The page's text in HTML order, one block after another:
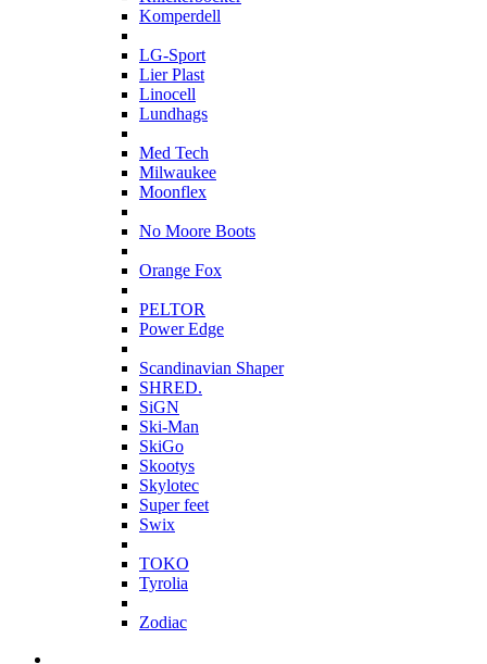
Komperdell
LG-Sport
Lier Plast
Linocell
Lundhags
Med Tech
Milwaukee
Moonflex
No Moore Boots
Orange Fox
PELTOR
Power Edge
Scandinavian Shaper
SHRED.
SiGN
Ski-Man
SkiGo
Skootys
Skylotec
Super feet
Swix
TOKO
Tyrolia
Zodiac